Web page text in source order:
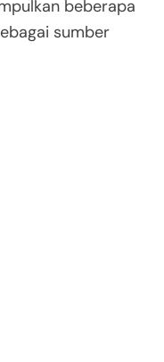
beberapa
sumber